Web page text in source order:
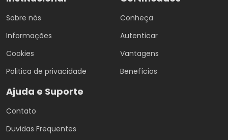
Sobre nós
Informações
Cookies
Politica de privacidade
Conheça
Autenticar
Vantagens
Benefícios
Ajuda e Suporte
Contato
Duvidas Frequentes